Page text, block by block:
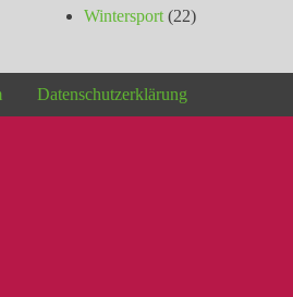
Wintersport(22)
Datenschutzerklärung